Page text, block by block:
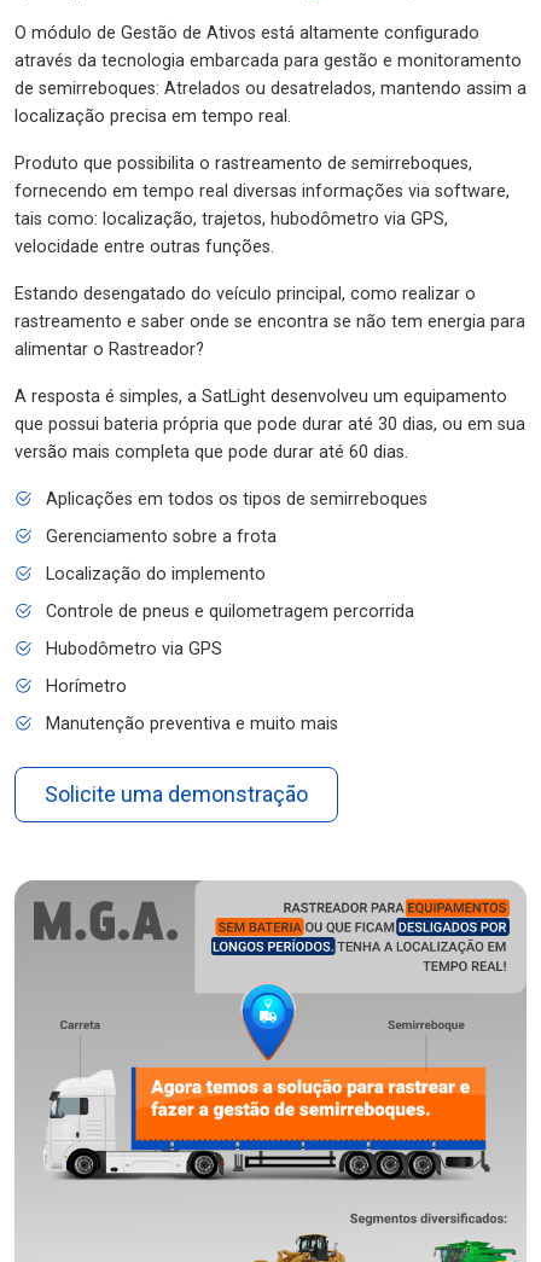
O módulo de Gestão de Ativos está altamente configurado
através da tecnologia embarcada para gestão e monitoramento
de semirreboques: Atrelados ou desatrelados, mantendo assim a
localização precisa em tempo real.
Produto que possibilita o rastreamento de semirreboques,
fornecendo em tempo real diversas informações via software,
tais como: localização, trajetos, hubodômetro via GPS,
velocidade entre outras funções.
Estando desengatado do veículo principal, como realizar o
rastreamento e saber onde se encontra se não tem energia para
alimentar o Rastreador?
A resposta é simples, a SatLight desenvolveu um equipamento
que possui bateria própria que pode durar até 30 dias, ou em sua
versão mais completa que pode durar até 60 dias.
Aplicações em todos os tipos de semirreboques
Gerenciamento sobre a frota
Localização do implemento
Controle de pneus e quilometragem percorrida
Hubodômetro via GPS
Horímetro
Manutenção preventiva e muito mais
Solicite uma demonstração